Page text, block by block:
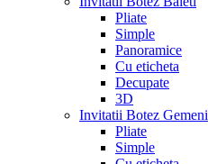
Pliate
Simple
Panoramice
Cu eticheta
Decupate
3D
Invitatii Botez Gemeni
Pliate
Simple